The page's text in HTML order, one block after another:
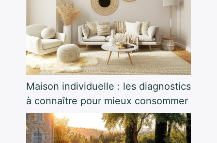
Maison individuelle : les diagnostics
à connaître pour mieux consommer